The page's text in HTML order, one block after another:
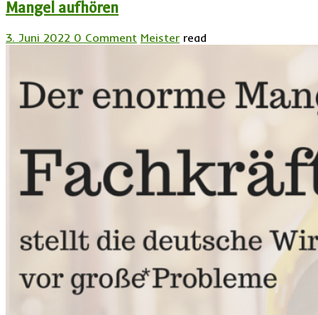
Mangel aufhören
3. Juni 2022 0 Comment Meister read